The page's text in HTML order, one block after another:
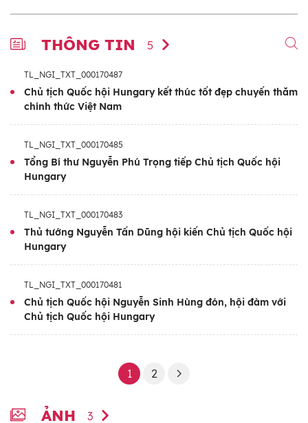
THÔNG TIN 5
TL_NGI_TXT_000170487
Chủ tịch Quốc hội Hungary kết thúc tốt đẹp chuyến thăm
chính thức Việt Nam
TL_NGI_TXT_000170485
Tổng Bí thư Nguyễn Phú Trọng tiếp Chủ tịch Quốc hội
Hungary
TL_NGI_TXT_000170483
Thủ tướng Nguyễn Tấn Dũng hội kiến Chủ tịch Quốc hội
Hungary
TL_NGI_TXT_000170481
Chủ tịch Quốc hội Nguyễn Sinh Hùng đón, hội đàm với
Chủ tịch Quốc hội Hungary
1 2
ẢNH 3